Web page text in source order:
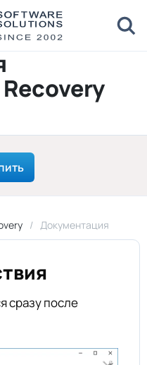
Документация
сразу после